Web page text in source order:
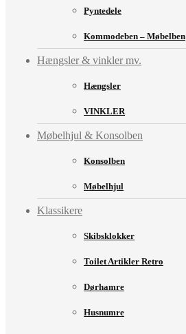
Pyntedele
Kommodeben – Møbelben
Hængsler & vinkler mv.
Hængsler
VINKLER
Møbelhjul & Konsolben
Konsolben
Møbelhjul
Klassikere
Skibsklokker
Toilet Artikler Retro
Dørhamre
Husnumre